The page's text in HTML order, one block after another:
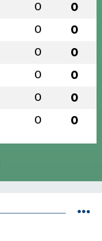
0 0
0 0
0 0
0 0
0 0
0 0